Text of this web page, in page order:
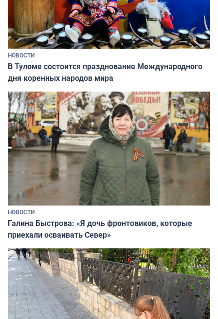
НОВОСТИ
В Туломе состоится празднование Международного
дня коренных народов мира
НОВОСТИ
Галина Быстрова: «Я дочь фронтовиков, которые
приехали осваивать Север»